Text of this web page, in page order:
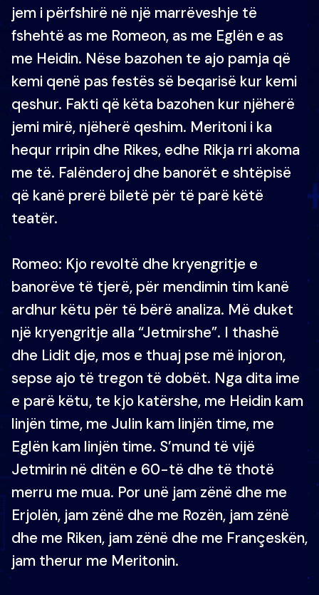
jem i përfshirë në një marrëveshje të
fshehtë as me Romeon, as me Eglën e as
me Heidin. Nëse bazohen te ajo pamja që
kemi qenë pas festës së beqarisë kur kemi
qeshur. Fakti që këta bazohen kur njëherë
jemi mirë, njëherë qeshim. Meritoni i ka
hequr rripin dhe Rikes, edhe Rikja rri akoma
me të. Falënderoj dhe banorët e shtëpisë
që kanë prerë biletë për të parë këtë
teatër.
Romeo: Kjo revoltë dhe kryengritje e
banorëve të tjerë, për mendimin tim kanë
ardhur këtu për të bërë analiza. Më duket
një kryengritje alla “Jetmirshe”. I thashë
dhe Lidit dje, mos e thuaj pse më injoron,
sepse ajo të tregon të dobët. Nga dita ime
e parë këtu, te kjo katërshe, me Heidin kam
linjën time, me Julin kam linjën time, me
Eglën kam linjën time. S’mund të vijë
Jetmirin në ditën e 60-të dhe të thotë
merru me mua. Por unë jam zënë dhe me
Erjolën, jam zënë dhe me Rozën, jam zënë
dhe me Riken, jam zënë dhe me Françeskën,
jam therur me Meritonin.